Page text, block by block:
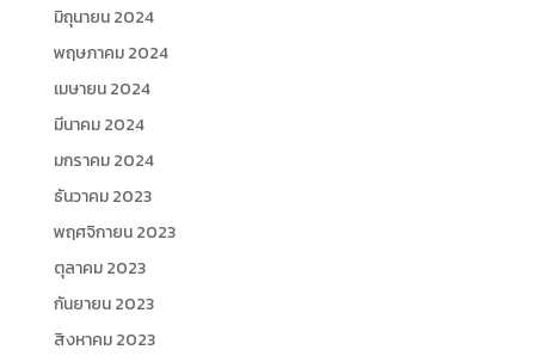
มิถุนายน 2024
พฤษภาคม 2024
เมษายน 2024
มีนาคม 2024
มกราคม 2024
ธันวาคม 2023
พฤศจิกายน 2023
ตุลาคม 2023
กันยายน 2023
สิงหาคม 2023